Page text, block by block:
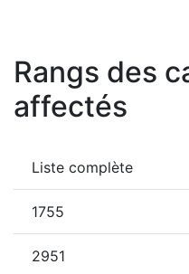
Rangs des
affectés
Liste complète
1755
2951